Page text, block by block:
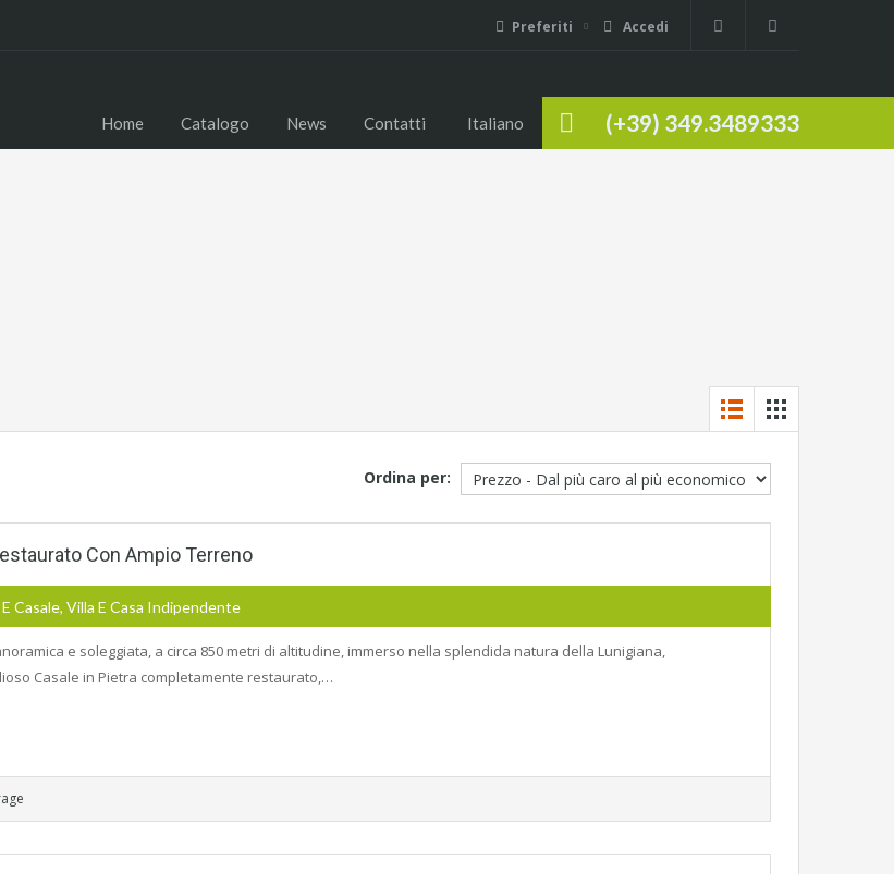
Preferiti Accedi
(+39) 349.3489333
Home Catalogo News Contatti Italiano
Ordina per:
Con Ampio Terreno
Casale, Villa E Casa Indipendente
e soleggiata, a circa 850 metri di altitudine, immerso nella splendida natura della Lunigiana,
Casale in Pietra completamente restaurato,…